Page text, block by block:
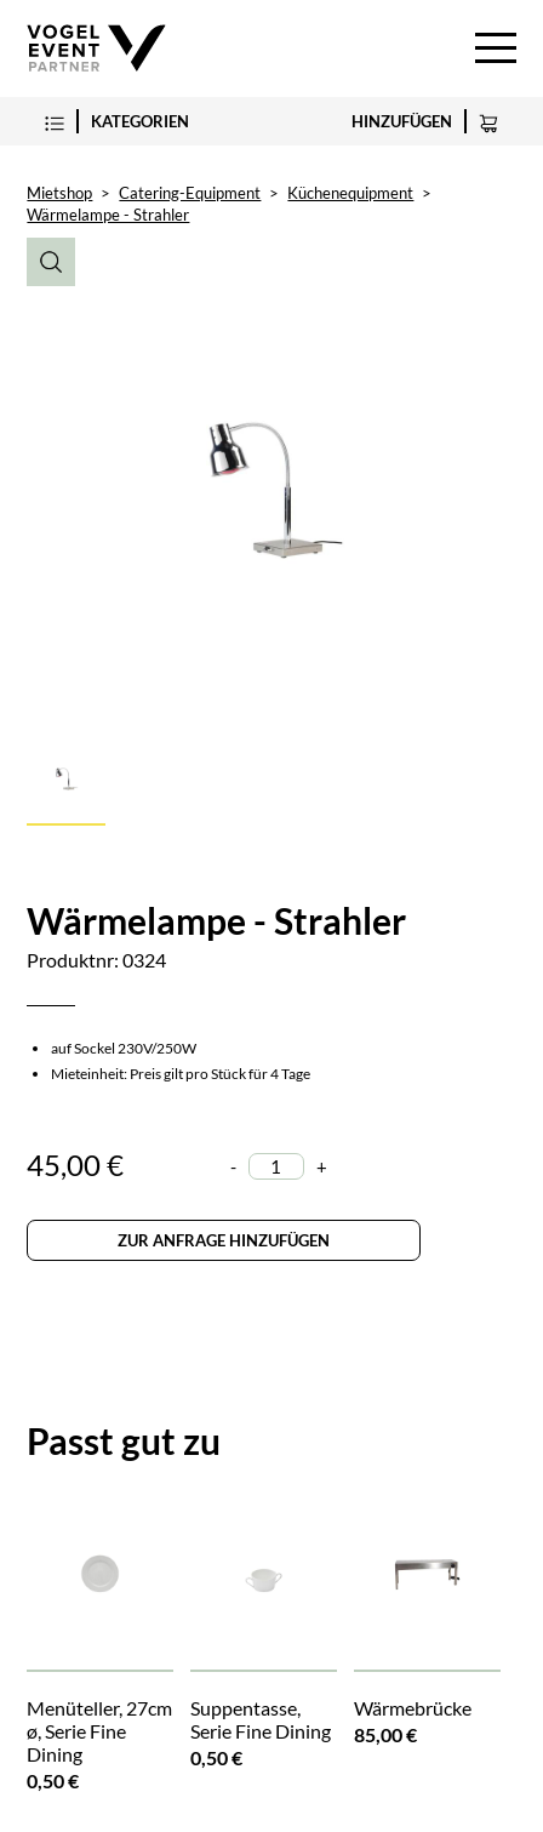
KATEGORIEN HINZUFÜGEN
Mietshop > Catering-Equipment > Küchenequipment >
Wärmelampe - Strahler
Wärmelampe - Strahler
Produktnr: 0324
auf Sockel 230V/250W
Mieteinheit: Preis gilt pro Stück für 4 Tage
45,00 € - +
ZUR ANFRAGE HINZUFÜGEN
Passt gut zu
Menüteller, 27cm
ø, Serie Fine
Dining
0,50 €
Suppentasse,
Serie Fine Dining
0,50 €
Wärmebrücke
85,00 €